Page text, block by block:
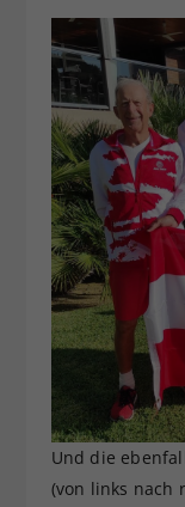
Und die
(von links nach